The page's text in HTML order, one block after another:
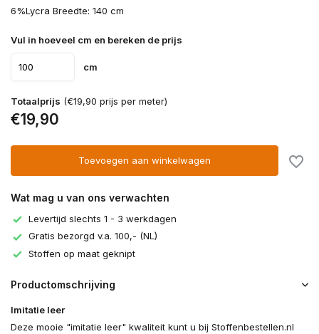
6%Lycra Breedte: 140 cm
Vul in hoeveel cm en bereken de prijs
cm
Totaalprijs (€19,90 prijs per meter)
€19,90
Toevoegen aan winkelwagen
Wat mag u van ons verwachten
Levertijd slechts 1 - 3 werkdagen
Gratis bezorgd v.a. 100,- (NL)
Stoffen op maat geknipt
Productomschrijving
Imitatie leer
Deze mooie "imitatie leer" kwaliteit kunt u bij Stoffenbestellen.nl